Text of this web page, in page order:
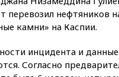
перевозил нефтяников
камни» на Каспии.
инцидента и данные
Согласно